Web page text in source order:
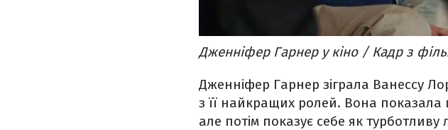
Дженніфер Гарнер у кіно / Кадр з
Дженніфер Гарнер зіграла Ванессу
з її найкращих ролей. Вона
але потім показує себе як